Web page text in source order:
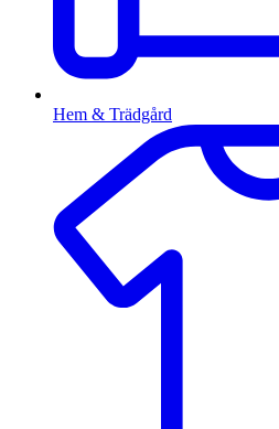
Hem & Trädgård